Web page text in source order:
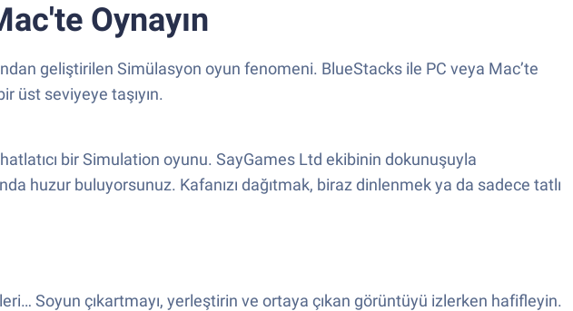
Oynayın
geliştirilen Simülasyon oyun fenomeni. BlueStacks ile PC veya Mac’te
üst seviyeye taşıyın.
bir Simulation oyunu. SayGames Ltd ekibinin dokunuşuyla
huzur buluyorsunuz. Kafanızı dağıtmak, biraz dinlenmek ya da sadece tatlı
Soyun çıkartmayı, yerleştirin ve ortaya çıkan görüntüyü izlerken hafifleyin.